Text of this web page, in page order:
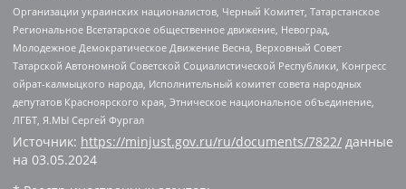
Организации украинских националистов, Черный Комитет, Татарстанское
Региональное Всетатарское общественное движение, Невоград,
Молодежное Демократическое Движение Весна, Верховный Совет
Татарской Автономной Советской Социалистической Республики, Конгресс
ойрат-калмыцкого народа, Исполнительный комитет совета народных
депутатов Красноярского края, Этническое национальное объединение,
ЛГБТ, Я.МЫ Сергей Фургал
Источник: https://minjust.gov.ru/ru/documents/7822/ данные
на 03.05.2024